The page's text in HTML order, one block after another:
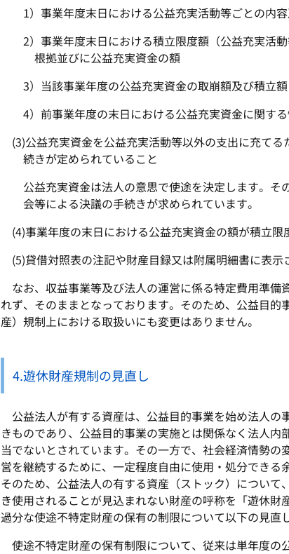
1）事業年度末日における公益充実活動等ごとの内
2）事業年度末日における積立限度額（公益充実活
根拠並びに公益充実資金の額
3）当該事業年度の公益充実資金の取崩額及び積立額
4）前事業年度の末日における公益充実資金に関す
(3)公益充実資金を公益充実活動等以外の支出に充て
続きが定められていること
公益充実資金は法人の意思で使途を決定します。そ
会等による決議の手続きが求められています。
(4)事業年度の末日における公益充実資金の額が積立限
(5)貸借対照表の注記や財産目録又は附属明細書に表
なお、収益事業等及び法人の運営に係る特定費用準備
れず、そのままとなっております。そのため、公益目的
産）規制上における取扱いにも変更はありません。
4.遊休財産規制の見直し
公益法人が有する資産は、公益目的事業を始め法人の
きものであり、公益目的事業の実施とは関係なく法人
当でないとされています。その一方で、社会経済情勢
営を継続するために、一定程度自由に使用・処分できる
そのため、公益法人の有する資産（ストック）について
き使用されることが見込まれない財産の呼称を「遊休財
過分な使途不特定財産の保有の制限について以下の見直
使途不特定財産の保有制限について、従来は単年度の